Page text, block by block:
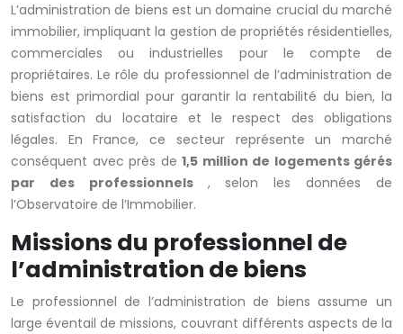
L’administration de biens est un domaine crucial du marché
immobilier, impliquant la gestion de propriétés résidentielles,
commerciales ou industrielles pour le compte de
propriétaires. Le rôle du professionnel de l’administration de
biens est primordial pour garantir la rentabilité du bien, la
satisfaction du locataire et le respect des obligations
légales. En France, ce secteur représente un marché
conséquent avec près de 1,5 million de logements gérés
par des professionnels , selon les données de
l’Observatoire de l’Immobilier.
Missions du professionnel de
l’administration de biens
Le professionnel de l’administration de biens assume un
large éventail de missions, couvrant différents aspects de la